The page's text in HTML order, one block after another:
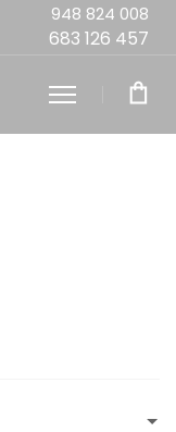
948 824 008
683 126 457